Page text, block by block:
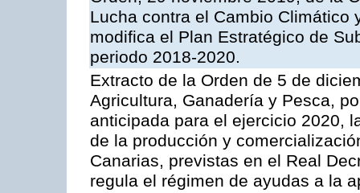
Lucha contra el Cambio Climático
modifica el Plan Estratégico de
periodo 2018-2020.
Extracto de la Orden de 5 de
Agricultura, Ganadería y Pesca,
anticipada para el ejercicio 2020,
de la producción y
Canarias, previstas en el Real
regula el régimen de ayudas a la